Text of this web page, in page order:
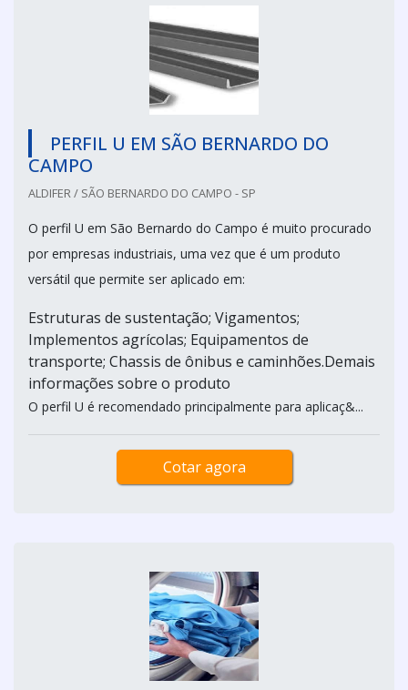
PERFIL U EM SÃO BERNARDO DO
CAMPO
ALDIFER / SÃO BERNARDO DO CAMPO - SP
O perfil U em São Bernardo do Campo é muito procurado
por empresas industriais, uma vez que é um produto
versátil que permite ser aplicado em:
Estruturas de sustentação; Vigamentos;
Implementos agrícolas; Equipamentos de
transporte; Chassis de ônibus e caminhões.Demais
informações sobre o produto
O perfil U é recomendado principalmente para aplicaç&...
Cotar agora